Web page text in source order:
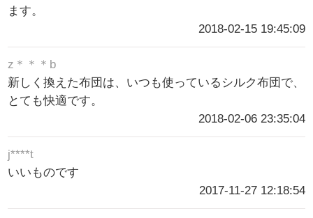
ます。
2018-02-15 19:45:09
z＊＊＊b
新しく換えた布団は、いつも使っているシルク布団で、
とても快適です。
2018-02-06 23:35:04
j****t
いいものです
2017-11-27 12:18:54